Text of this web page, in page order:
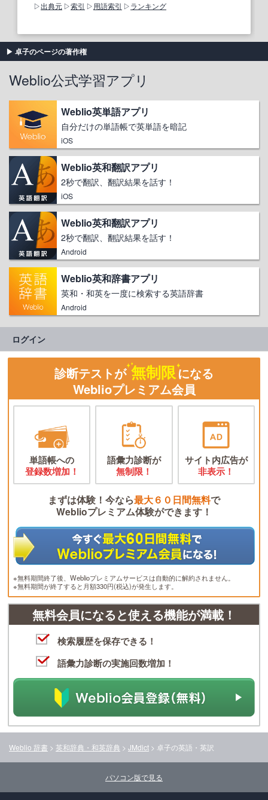
出典元 索引 用語索引 ランキング
卓子のページの著作権
Weblio公式学習アプリ
Weblio英単語アプリ
自分だけの単語帳で英単語を暗記
iOS
Weblio英和翻訳アプリ
2秒で翻訳、翻訳結果を話す！
iOS
Weblio英和翻訳アプリ
2秒で翻訳、翻訳結果を話す！
Android
Weblio英和辞書アプリ
英和・和英を一度に検索する英語辞書
Android
ログイン
診断テストが 無制限になる
Weblioプレミアム会員
単語帳への
登録数増加！
語彙力診断が
無制限！
サイト内広告が
非表示！
まずは体験！今なら最大６０日間無料で
Weblioプレミアム体験ができます！
※無料期間終了後、Weblioプレミアムサービスは自動的に解約されません。
※無料期間が終了すると月額330円(税込)が発生します。
無料会員になると使える機能が満載！
検索履歴を保存できる！
語彙力診断の実施回数増加！
Weblio 辞書 > 英和辞典・和英辞典 > JMdict > 卓子の英語・英訳
パソコン版で見る